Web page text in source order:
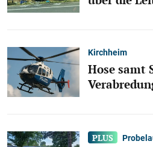
Kirchheim
Hose samt